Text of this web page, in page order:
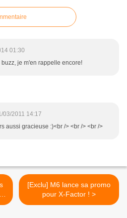
01:30
je m'en rappelle encore!
03/2011 14:17
aussi gracieuse :)<br /> <br /> <br />
[Exclu] M6 lance sa promo
pour X-Factor ! >